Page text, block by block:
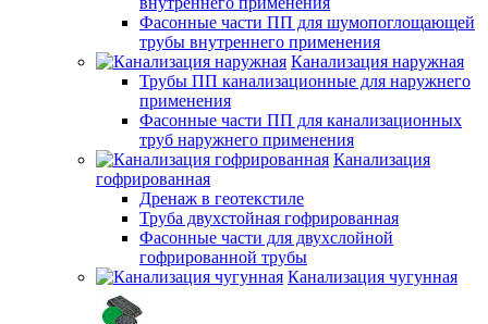
Фасонные части ПП для шумопоглощающей
трубы внутреннего применения
Канализация наружная
Трубы ПП канализационные для наружнего
применения
Фасонные части ПП для канализационных
труб наружнего применения
Канализация
гофрированная
Дренаж в геотекстиле
Труба двухстойная гофрированная
Фасонные части для двухслойной
гофрированной трубы
Канализация чугунная